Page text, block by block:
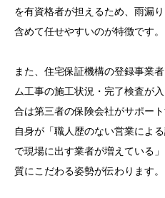
を有資格者が担えるため、雨漏
含めて任せやすいのが特徴です。
また、住宅保証機構の登録事業
ム工事の施工状況・完了検査が
合は第三者の保険会社がサポー
自身が「職人歴のない営業によ
で現場に出す業者が増えている
質にこだわる姿勢が伝わります。